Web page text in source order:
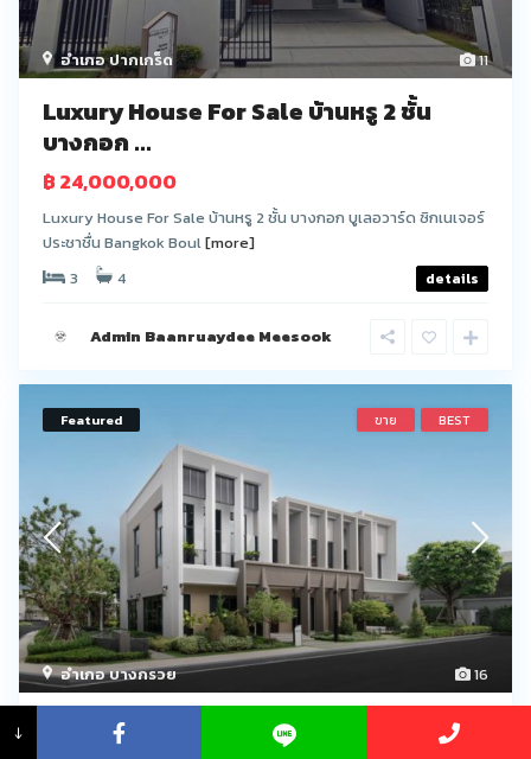
11
อำเภอ ปากเกร็ด
Luxury House For Sale บ้านหรู 2 ชั้น
บางกอก ...
฿ 24,000,000
Luxury House For Sale บ้านหรู 2 ชั้น บางกอก บูเลอวาร์ด ซิกเนเจอร์
ประชาชื่น Bangkok Boul[more]
3
4 details
Admin Baanruaydee Meesook
16
อำเภอ บางกรวย
Featured ขาย BEST
Luxury House For Sale บ้านหรู 2 ชั้น
↓